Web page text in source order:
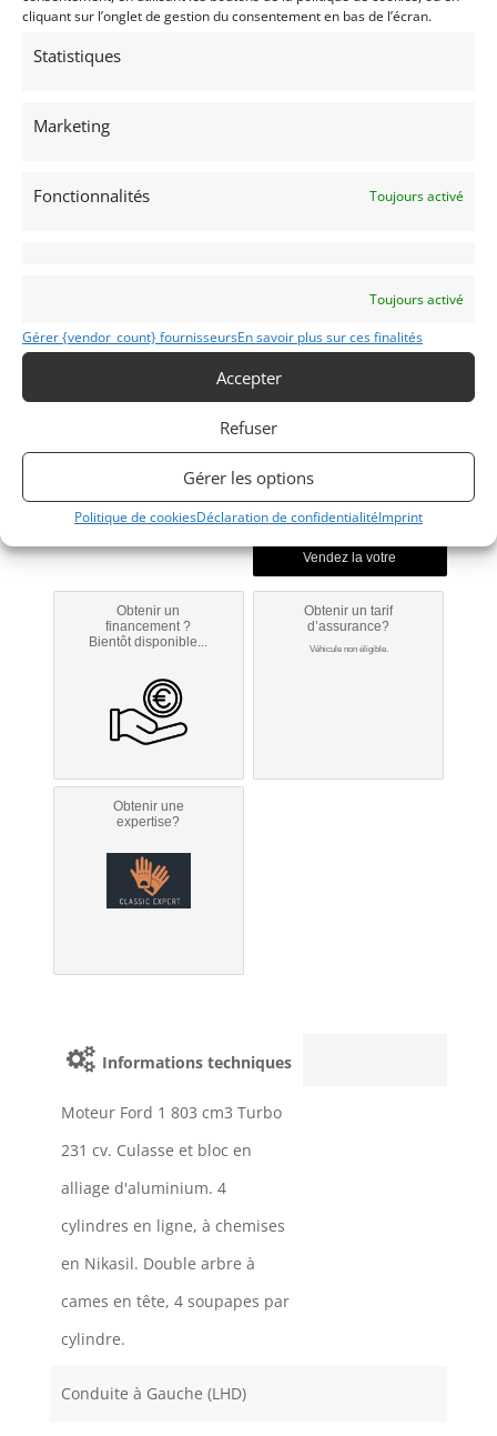
cliquant sur l’onglet de gestion du consentement en bas de l’écran.
Statistiques
Marketing
Fonctionnalités Toujours activé
Toujours activé
Gérer {vendor_count} fournisseursEn savoir plus sur ces finalités
Accepter
Refuser
Gérer les options
Politique de cookiesDéclaration de confidentialitéImprint
Voir les 16 annonces de
AUTO
Allemandes
J
Obtenir un
financement ?
Bientôt disponible...
Obtenir un tarif
d’assurance?
Véhicule non éligible.
Obtenir une
expertise?
Informations techniques
Moteur Ford 1 803 cm3 Turbo
231 cv. Culasse et bloc en
alliage d'aluminium. 4
cylindres en ligne, à chemises
en Nikasil. Double arbre à
cames en tête, 4 soupapes par
cylindre.
Conduite à Gauche (LHD)